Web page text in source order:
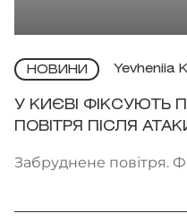
НОВИНИ Yevheniia
У КИЄВІ ФІКСУЮТЬ
ПОВІТРЯ ПІСЛЯ
Забруднене повітря.